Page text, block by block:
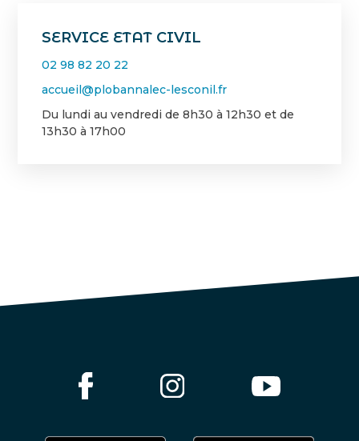
SERVICE ETAT CIVIL
02 98 82 20 22
accueil@plobannalec-lesconil.fr
Du lundi au vendredi de 8h30 à 12h30 et de
13h30 à 17h00